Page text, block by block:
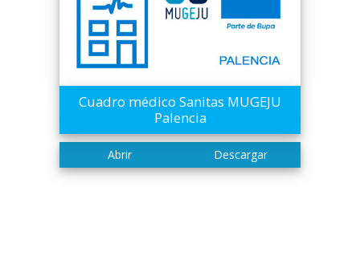
Cuadro médico Sanitas MUGEJU
Palencia